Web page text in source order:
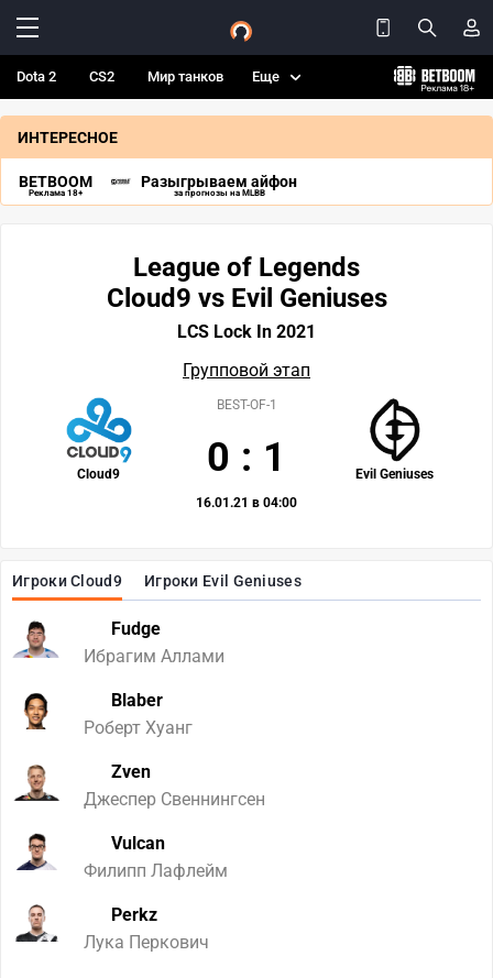
Dota 2 CS2 Мир танков Еще
ИНТЕРЕСНОЕ
BETBOOM
Реклама 18+
Разыгрываем айфон
за прогнозы на MLBB
Игроки Cloud9 Игроки Evil Geniuses
Fudge
Ибрагим Аллами
Blaber
Роберт Хуанг
Zven
Джеспер Свеннингсен
Vulcan
Филипп Лафлейм
Perkz
Лука Перкович
League of Legends
Cloud9 vs Evil Geniuses
LCS Lock In 2021
Групповой этап
Cloud9 Evil Geniuses
BEST-OF-1
0 : 1
16.01.21 в 04:00